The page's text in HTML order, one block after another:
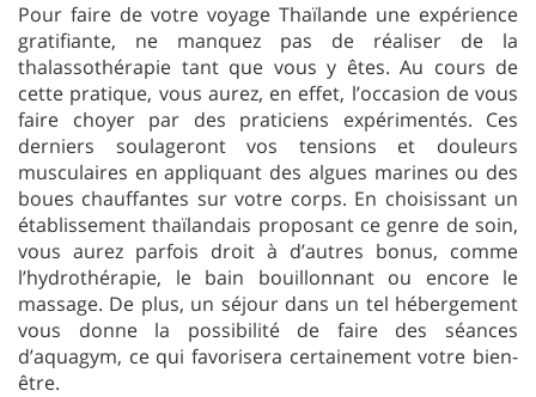
Pour faire de votre voyage Thaïlande une expérience
gratifiante, ne manquez pas de réaliser de la
thalassothérapie tant que vous y êtes. Au cours de
cette pratique, vous aurez, en effet, l’occasion de vous
faire choyer par des praticiens expérimentés. Ces
derniers soulageront vos tensions et douleurs
musculaires en appliquant des algues marines ou des
boues chauffantes sur votre corps. En choisissant un
établissement thaïlandais proposant ce genre de soin,
vous aurez parfois droit à d’autres bonus, comme
l’hydrothérapie, le bain bouillonnant ou encore le
massage. De plus, un séjour dans un tel hébergement
vous donne la possibilité de faire des séances
d’aquagym, ce qui favorisera certainement votre bien-
être.